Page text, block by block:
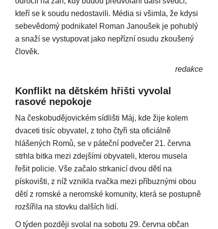
kteří se k soudu nedostavili. Média si všimla, že kdysi
sebevědomý podnikatel Roman Janoušek je pohublý
a snaží se vystupovat jako nepřízní osudu zkoušený
člověk.
redakce
Konflikt na dětském hřišti vyvolal
rasové nepokoje
Na českobudějovickém sídlišti Máj, kde žije kolem
dvaceti tisíc obyvatel, z toho čtyři sta oficiálně
hlášených Romů, se v páteční podvečer 21. června
strhla bitka mezi zdejšími obyvateli, kterou musela
řešit policie. Vše začalo strkanicí dvou dětí na
pískovišti, z níž vznikla rvačka mezi příbuznými obou
dětí z romské a neromské komunity, která se postupně
rozšířila na stovku dalších lidí.
O týden později svolal na sobotu 29. června občan